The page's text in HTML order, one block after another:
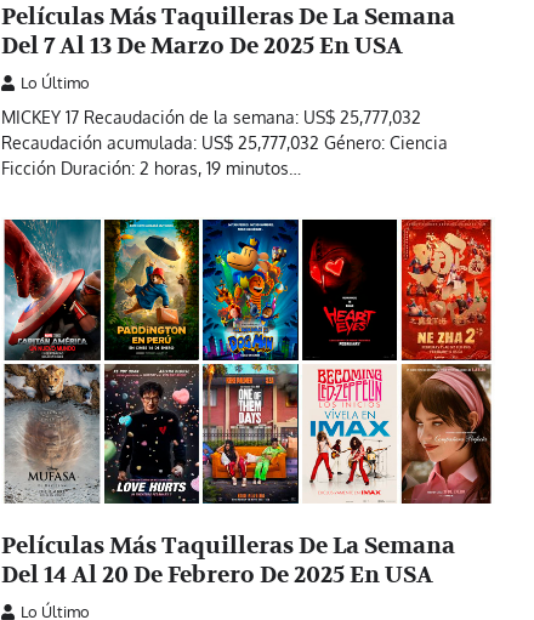
Películas Más Taquilleras De La Semana
Del 7 Al 13 De Marzo De 2025 En USA
Lo Último
MICKEY 17 Recaudación de la semana: US$ 25,777,032
Recaudación acumulada: US$ 25,777,032 Género: Ciencia
Ficción Duración: 2 horas, 19 minutos…
Películas Más Taquilleras De La Semana
Del 14 Al 20 De Febrero De 2025 En USA
Lo Último